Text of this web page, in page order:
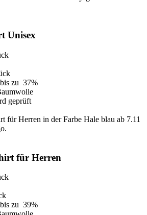
Unisex
zu 37%
geprüft
für Herren
zu 39%